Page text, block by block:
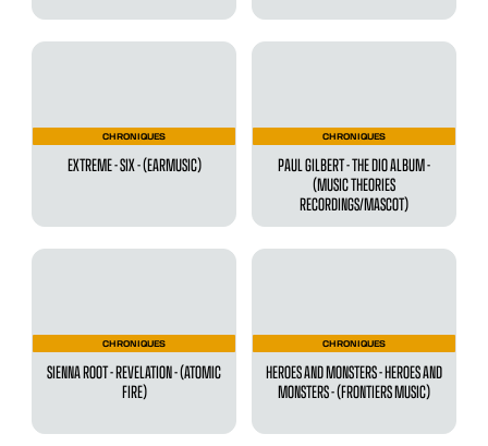
CHRONIQUES
EXTREME - SIX - (EARMUSIC)
CHRONIQUES
PAUL GILBERT - THE DIO ALBUM -
(MUSIC THEORIES
RECORDINGS/MASCOT)
CHRONIQUES
SIENNA ROOT - REVELATION - (ATOMIC
FIRE)
CHRONIQUES
HEROES AND MONSTERS - HEROES AND
MONSTERS - (FRONTIERS MUSIC)